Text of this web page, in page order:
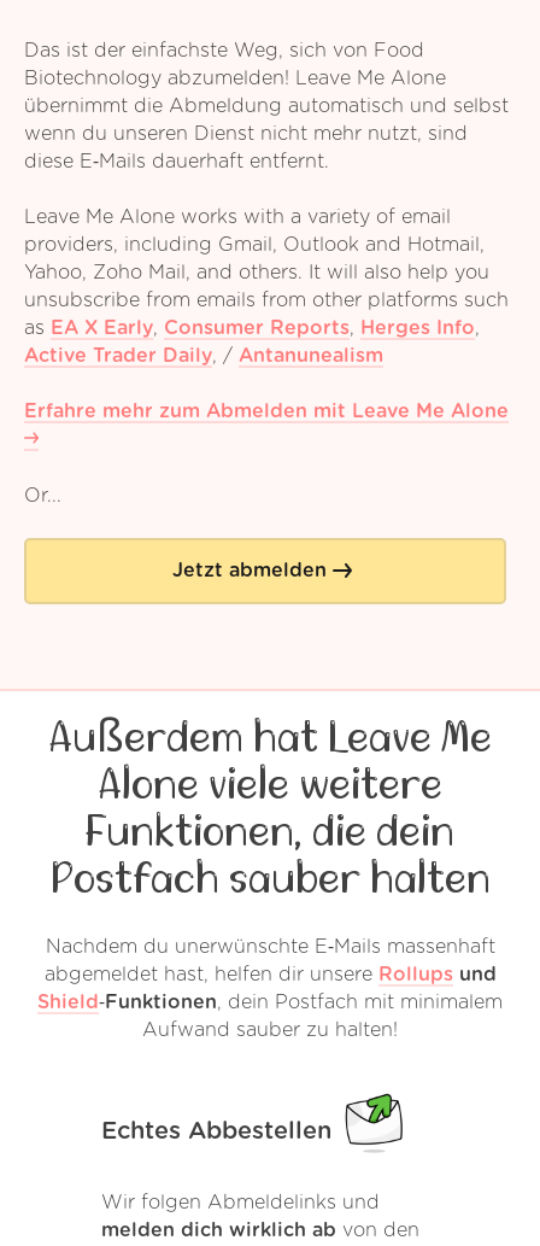
Das ist der einfachste Weg, sich von Food
Biotechnology abzumelden! Leave Me Alone
übernimmt die Abmeldung automatisch und selbst
wenn du unseren Dienst nicht mehr nutzt, sind
diese E‑Mails dauerhaft entfernt.
Leave Me Alone works with a variety of email
providers, including Gmail, Outlook and Hotmail,
Yahoo, Zoho Mail, and others. It will also help you
unsubscribe from emails from other platforms such
as EA X Early, Consumer Reports, Herges Info,
Active Trader Daily, / Antanunealism
Erfahre mehr zum Abmelden mit Leave Me Alone
Or...
Jetzt abmelden
Außerdem hat Leave Me
Alone viele weitere
Funktionen, die dein
Postfach sauber halten
Nachdem du unerwünschte E‑Mails massenhaft
abgemeldet hast, helfen dir unsere Rollupsund
Shield‑Funktionen, dein Postfach mit minimalem
Aufwand sauber zu halten!
Echtes Abbestellen
Wir folgen Abmeldelinks und
melden dich wirklich ab von den